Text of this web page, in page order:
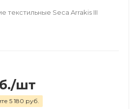
текстильные Seca Arrakis III
/шт
5 180 руб.